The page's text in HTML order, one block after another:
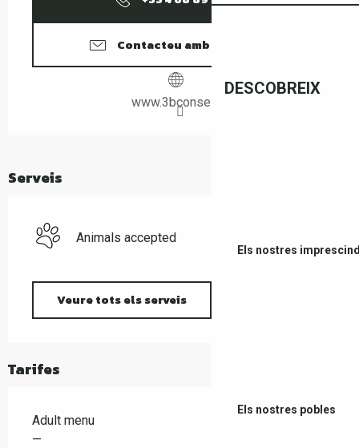
DESCOBREIX
Els nostres
Els nostres pobles
Contacteu amb nosaltres
www.3bconseil.fr
Serveis
Animals accepted
Veure tots els serveis
Tarifes
Adult menu
—